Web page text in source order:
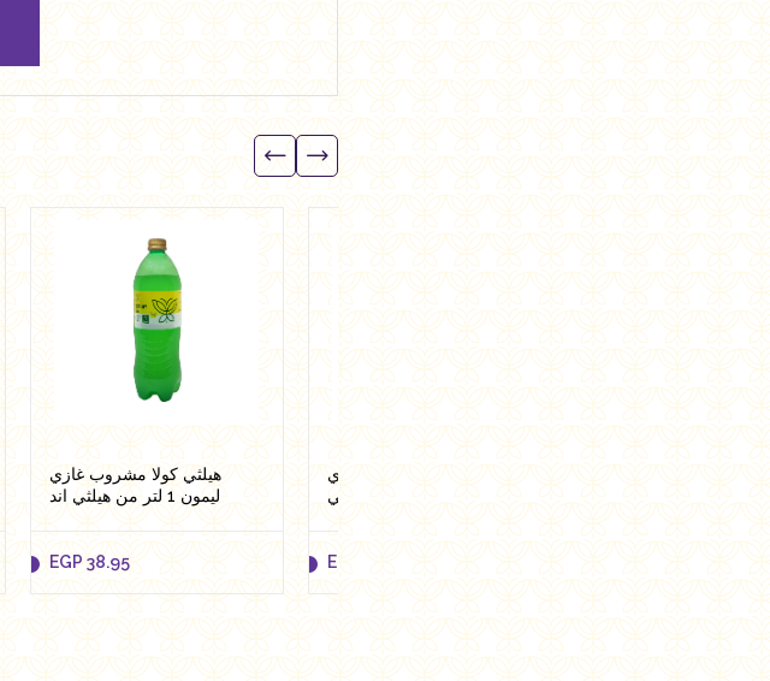
هيلثي كولا مشروب غازي
ليمون 1 لتر من هيلثي اند
تيستي
EGP 38.95
هيلثي كولا مشروب غازي
ليمون بالنعناع 1 لتر من هيلثي
اند تيستي
EGP 38.95
كولا مشروب غازي تفاح
اخضر 1 لتر من هيلثي اند
تيستي
EGP 38.95